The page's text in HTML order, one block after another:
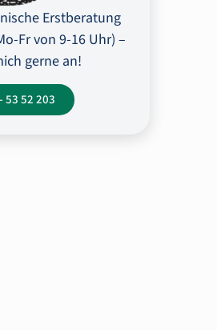
Erstberatung
Fr von 9-16 Uhr) –
gerne an!
53 52 203